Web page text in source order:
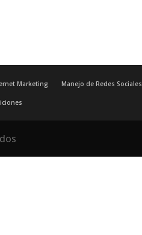
Marketing Manejo de Redes Sociales